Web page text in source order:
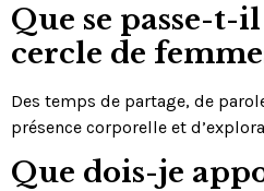
Que se passe-t-
cercle de
Des temps de partage, de
présence corporelle et
Que dois-je